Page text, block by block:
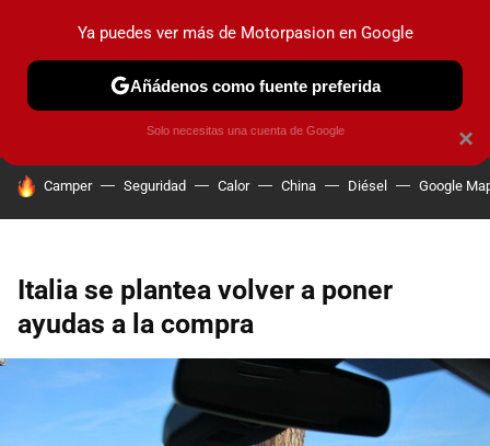
PRUEBAS COCHES ELÉCTRICOS OBSERVATORIO
HOY SE HABLA DE
Camper Seguridad Calor China Diésel Google
Italia se plantea volver a poner
ayudas a la compra
×
Ya puedes ver más de Motorpasion en Google
Añádenos como fuente preferida
Solo necesitas una cuenta de Google